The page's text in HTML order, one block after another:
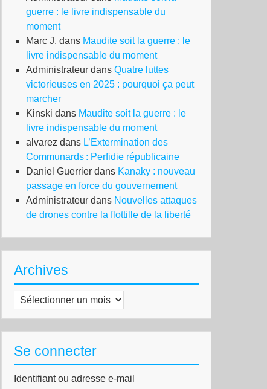
guerre : le livre indispensable du
moment
Marc J. dans Maudite soit la guerre : le
livre indispensable du moment
Administrateur dans Quatre luttes
victorieuses en 2025 : pourquoi ça peut
marcher
Kinski dans Maudite soit la guerre : le
livre indispensable du moment
alvarez dans L’Extermination des
Communards : Perfidie républicaine
Daniel Guerrier dans Kanaky : nouveau
passage en force du gouvernement
Administrateur dans Nouvelles attaques
de drones contre la flottille de la liberté
Archives
Archives
Se connecter
Identifiant ou adresse e-mail